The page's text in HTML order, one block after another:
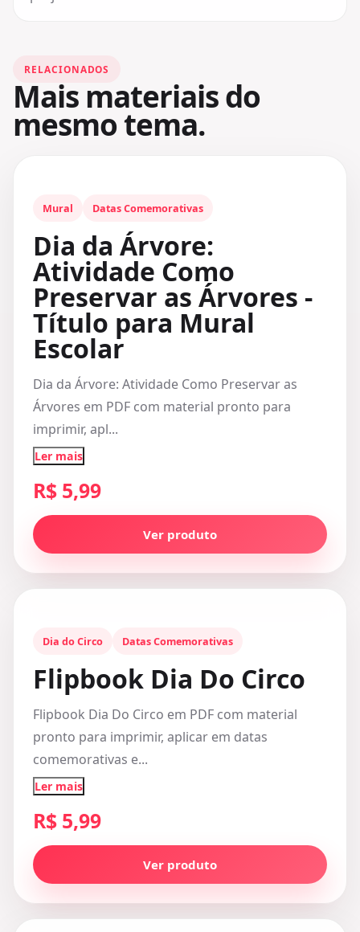
RELACIONADOS
Mais materiais do
mesmo tema.
Mural Datas Comemorativas
Dia da Árvore:
Atividade Como
Preservar as Árvores -
Título para Mural
Escolar
Dia da Árvore: Atividade Como Preservar as
Árvores em PDF com material pronto para
imprimir, apl...
Ler mais
R$ 5,99
Ver produto
Dia do Circo Datas Comemorativas
Flipbook Dia Do Circo
Flipbook Dia Do Circo em PDF com material
pronto para imprimir, aplicar em datas
comemorativas e...
Ler mais
R$ 5,99
Ver produto